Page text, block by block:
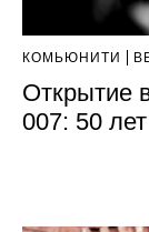
КОМЬЮНИТИ
Открытие
007: 50